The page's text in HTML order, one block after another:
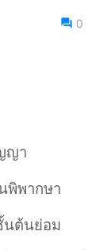
0
ญา
พิพากษา
นต้นย่อม